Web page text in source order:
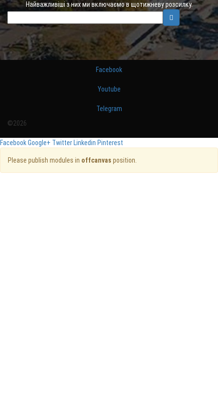
Найважливіші з них ми включаємо в щотижневу розсилку.
Facebook
Youtube
Telegram
©2026
FacebookGoogle+ TwitterLinkedin Pinterest
Please publish modules in offcanvas position.